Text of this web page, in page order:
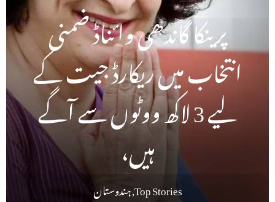
پرینکا گاندھی وائناڈ ضمنی
انتخاب میں ریکارڈ جیت کے
لیے 3 لاکھ ووٹوں سے آگے
ہیں،
Top Stories
,ہندوستان